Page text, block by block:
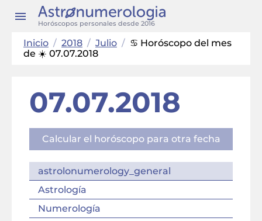
Horóscopos personales desde 2016
Inicio / 2018 / Julio / ♋ Horóscopo del mes
de ☀️ 07.07.2018
07.07.2018
Calcular el horóscopo para otra fecha
astrolonumerology_general
Astrología
Numerología